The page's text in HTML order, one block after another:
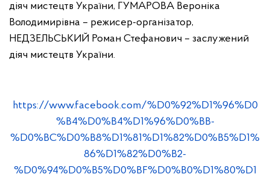
діяч мистецтв України, ГУМАРОВА Вероніка
Володимирівна – режисер-організатор,
НЕДЗЕЛЬСЬКИЙ Роман Стефанович – заслужений
діяч мистецтв України.
https://www.facebook.com/%D0%92%D1%96%D0
%B4%D0%B4%D1%96%D0%BB-
%D0%BC%D0%B8%D1%81%D1%82%D0%B5%D1%
86%D1%82%D0%B2-
%D0%94%D0%B5%D0%BF%D0%B0%D1%80%D1